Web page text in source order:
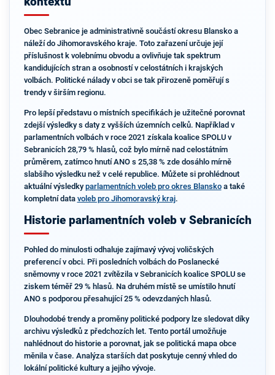
Obec Sebranice je administrativně součástí okresu Blansko a
náleží do Jihomoravského kraje. Toto zařazení určuje její
příslušnost k volebnímu obvodu a ovlivňuje tak spektrum
kandidujících stran a osobností v celostátních i krajských
volbách. Politické nálady v obci se tak přirozeně poměřují s
trendy v širším regionu.
Pro lepší představu o místních specifikách je užitečné porovnat
zdejší výsledky s daty z vyšších územních celků. Například v
parlamentních volbách v roce 2021 získala koalice SPOLU v
Sebranicích 28,79 % hlasů, což bylo mírně nad celostátním
průměrem, zatímco hnutí ANO s 25,38 % zde dosáhlo mírně
slabšího výsledku než v celé republice. Můžete si prohlédnout
aktuální výsledky parlamentních voleb pro okres Blanskoa také
kompletní data voleb pro Jihomoravský kraj.
Historie parlamentních voleb v Sebranicích
Pohled do minulosti odhaluje zajímavý vývoj voličských
preferencí v obci. Při posledních volbách do Poslanecké
sněmovny v roce 2021 zvítězila v Sebranicích koalice SPOLU se
ziskem téměř 29 % hlasů. Na druhém místě se umístilo hnutí
ANO s podporou přesahující 25 % odevzdaných hlasů.
Dlouhodobé trendy a proměny politické podpory lze sledovat díky
archivu výsledků z předchozích let. Tento portál umožňuje
nahlédnout do historie a porovnat, jak se politická mapa obce
měnila v čase. Analýza starších dat poskytuje cenný vhled do
lokální politické kultury a jejího vývoje.